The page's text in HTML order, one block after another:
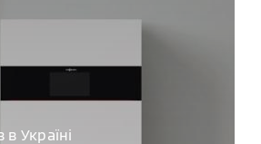
в Україні